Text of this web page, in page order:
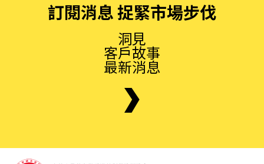
訂閱消息 捉緊市場步伐
洞見
客戶故事
最新消息